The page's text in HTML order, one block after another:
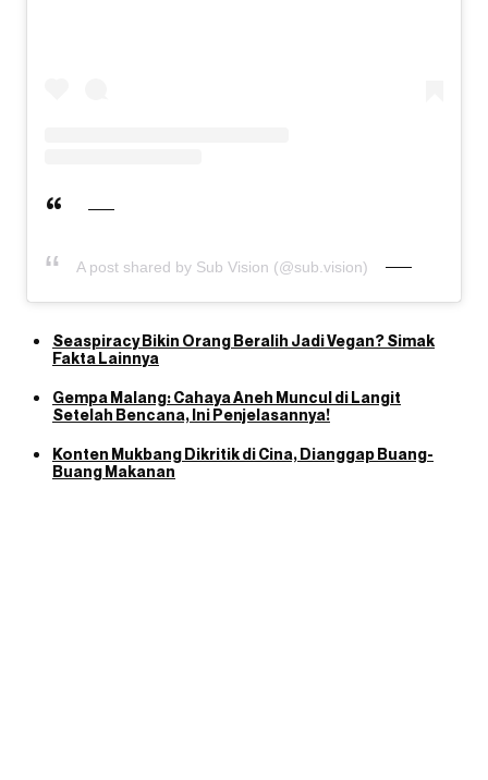
A post shared by Sub Vision (@sub.vision)
Seaspiracy Bikin Orang Beralih Jadi Vegan? Simak
Fakta Lainnya
Gempa Malang: Cahaya Aneh Muncul di Langit
Setelah Bencana, Ini Penjelasannya!
Konten Mukbang Dikritik di Cina, Dianggap Buang-
Buang Makanan